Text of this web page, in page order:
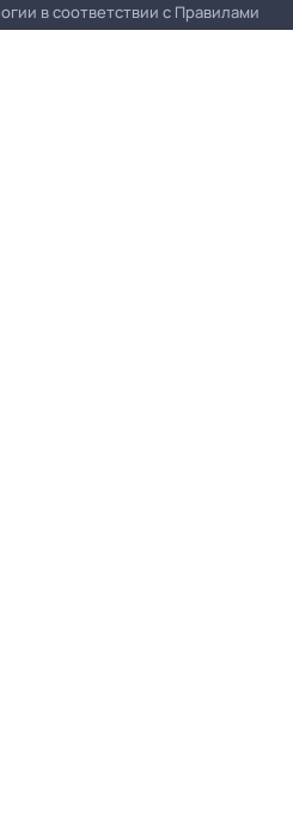
в соответствии с Правилами